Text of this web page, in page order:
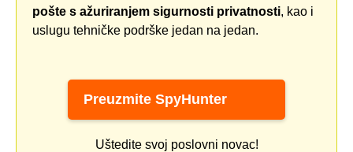
pošte s ažuriranjem sigurnosti privatnosti, kao i
uslugu tehničke podrške jedan na jedan.
Preuzmite SpyHunter
Uštedite svoj poslovni novac!